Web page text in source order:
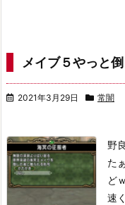
メイブ５やっと
2021年3月29日 常闇
野
た
ど
速